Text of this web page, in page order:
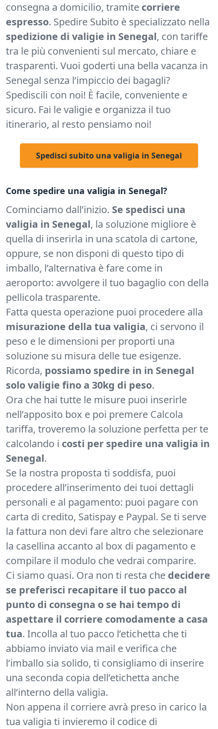
consegna a domicilio, tramite corriere
espresso. Spedire Subito è specializzato nella
spedizione di valigie in Senegal, con tariffe
tra le più convenienti sul mercato, chiare e
trasparenti. Vuoi goderti una bella vacanza in
Senegal senza l’impiccio dei bagagli?
Spediscili con noi! È facile, conveniente e
sicuro. Fai le valigie e organizza il tuo
itinerario, al resto pensiamo noi!
Spedisci subito una valigia in Senegal
Come spedire una valigia in Senegal?
Cominciamo dall’inizio. Se spedisci una
valigia in Senegal, la soluzione migliore è
quella di inserirla in una scatola di cartone,
oppure, se non disponi di questo tipo di
imballo, l’alternativa è fare come in
aeroporto: avvolgere il tuo bagaglio con della
pellicola trasparente.
Fatta questa operazione puoi procedere alla
misurazione della tua valigia, ci servono il
peso e le dimensioni per proporti una
soluzione su misura delle tue esigenze.
Ricorda, possiamo spedire in in Senegal
solo valigie fino a 30kg di peso.
Ora che hai tutte le misure puoi inserirle
nell’apposito box e poi premere Calcola
tariffa, troveremo la soluzione perfetta per te
calcolando i costi per spedire una valigia in
Senegal.
Se la nostra proposta ti soddisfa, puoi
procedere all’inserimento dei tuoi dettagli
personali e al pagamento: puoi pagare con
carta di credito, Satispay e Paypal. Se ti serve
la fattura non devi fare altro che selezionare
la casellina accanto al box di pagamento e
compilare il modulo che vedrai comparire.
Ci siamo quasi. Ora non ti resta che decidere
se preferisci recapitare il tuo pacco al
punto di consegna o se hai tempo di
aspettare il corriere comodamente a casa
tua. Incolla al tuo pacco l’etichetta che ti
abbiamo inviato via mail e verifica che
l’imballo sia solido, ti consigliamo di inserire
una seconda copia dell’etichetta anche
all’interno della valigia.
Non appena il corriere avrà preso in carico la
tua valigia ti invieremo il codice di